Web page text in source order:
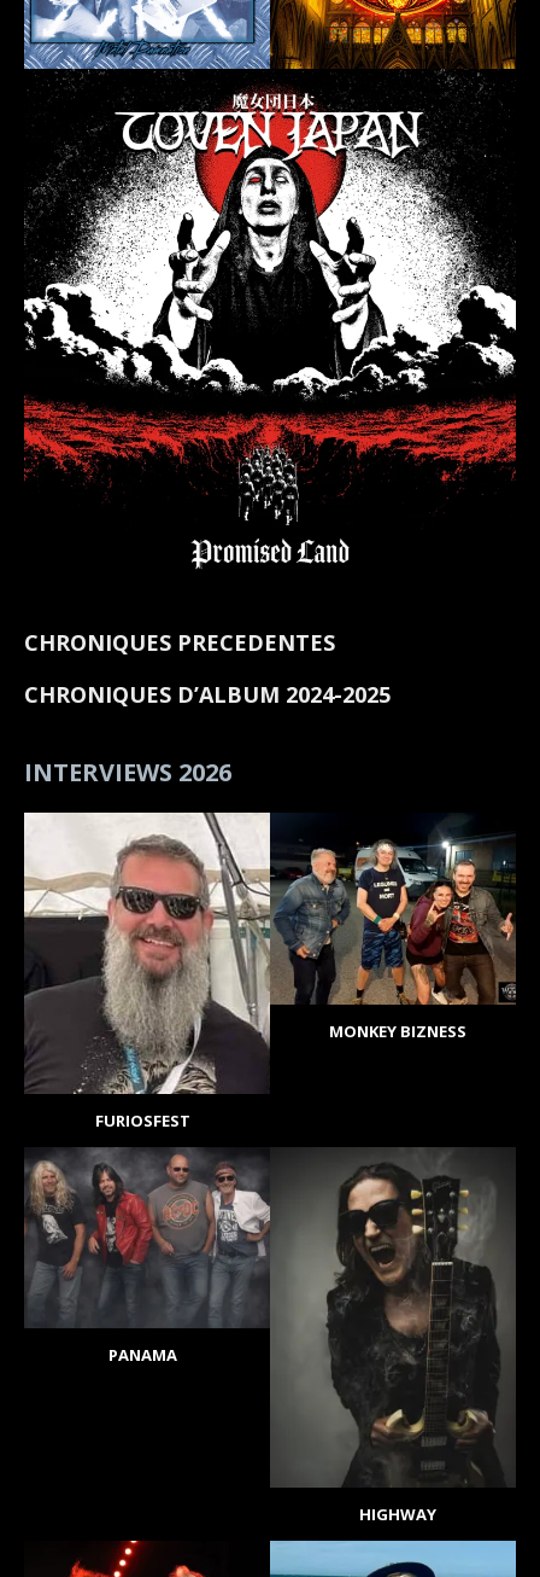
CHRONIQUES PRECEDENTES
CHRONIQUES D’ALBUM 2024-2025
INTERVIEWS 2026
FURIOSFEST
MONKEY BIZNESS
PANAMA
HIGHWAY